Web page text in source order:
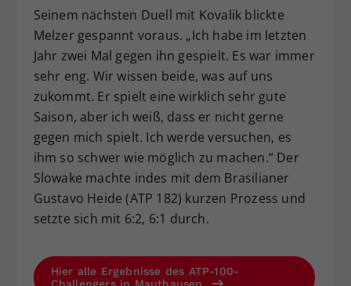
Seinem nächsten Duell mit Kovalik blickte
Melzer gespannt voraus. „Ich habe im letzten
Jahr zwei Mal gegen ihn gespielt. Es war immer
sehr eng. Wir wissen beide, was auf uns
zukommt. Er spielt eine wirklich sehr gute
Saison, aber ich weiß, dass er nicht gerne
gegen mich spielt. Ich werde versuchen, es
ihm so schwer wie möglich zu machen.“ Der
Slowake machte indes mit dem Brasilianer
Gustavo Heide (ATP 182) kurzen Prozess und
setzte sich mit 6:2, 6:1 durch.
Hier alle Ergebnisse des ATP-100-
Challengers in Mauthausen.